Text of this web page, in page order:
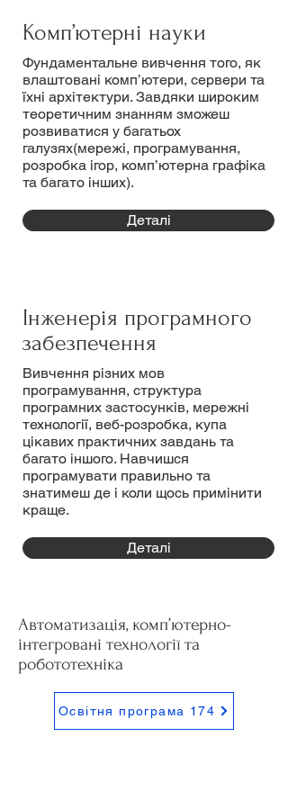
Комп’ютерні науки
Фундаментальне вивчення того, як
влаштовані комп’ютери, сервери та
їхні архітектури. Завдяки широким
теоретичним знанням зможеш
розвиватися у багатьох
галузях(мережі, програмування,
розробка ігор, комп’ютерна графіка
та багато інших).
Деталі
Інженерія програмного
забезпечення
Вивчення різних мов
програмування, структура
програмних застосунків, мережні
технології, веб-розробка, купа
цікавих практичних завдань та
багато іншого. Навчишся
програмувати правильно та
знатимеш де і коли щось примінити
краще.
Деталі
Автоматизація, комп’ютерно-
інтегровані технології та
робототехніка
Освітня програма 174